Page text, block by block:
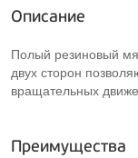
Описание
Полый резиновый
двух сторон
вращательных
Преимущества